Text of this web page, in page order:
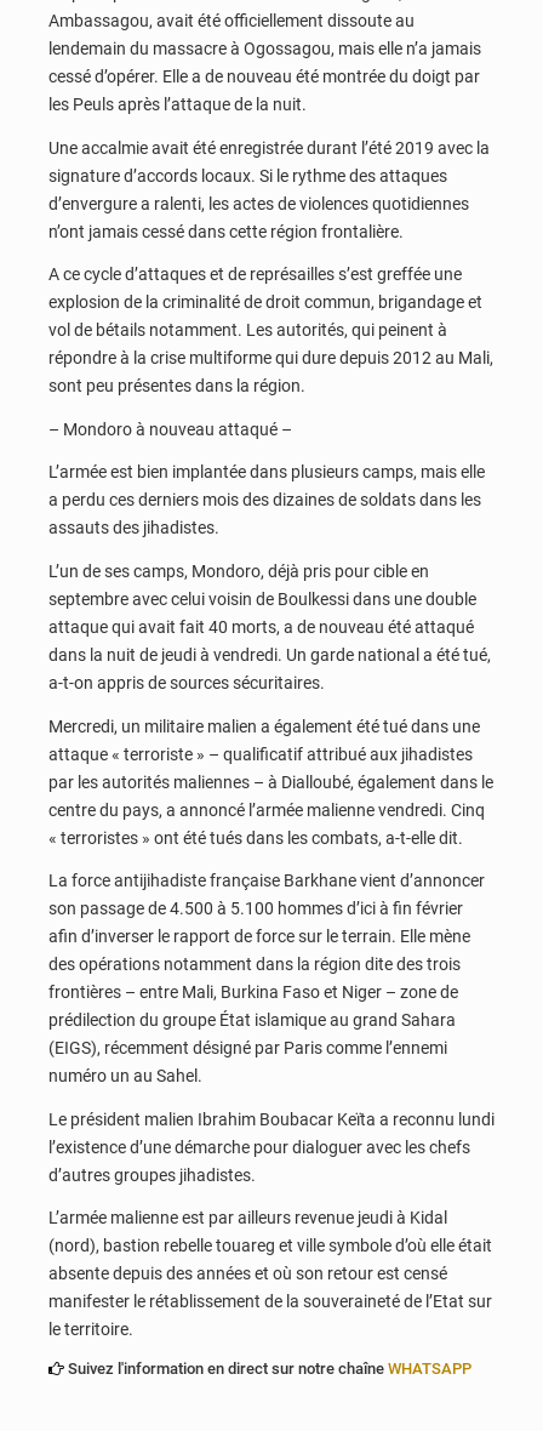
Ambassagou, avait été officiellement dissoute au
lendemain du massacre à Ogossagou, mais elle n’a jamais
cessé d’opérer. Elle a de nouveau été montrée du doigt par
les Peuls après l’attaque de la nuit.
Une accalmie avait été enregistrée durant l’été 2019 avec la
signature d’accords locaux. Si le rythme des attaques
d’envergure a ralenti, les actes de violences quotidiennes
n’ont jamais cessé dans cette région frontalière.
A ce cycle d’attaques et de représailles s’est greffée une
explosion de la criminalité de droit commun, brigandage et
vol de bétails notamment. Les autorités, qui peinent à
répondre à la crise multiforme qui dure depuis 2012 au Mali,
sont peu présentes dans la région.
– Mondoro à nouveau attaqué –
L’armée est bien implantée dans plusieurs camps, mais elle
a perdu ces derniers mois des dizaines de soldats dans les
assauts des jihadistes.
L’un de ses camps, Mondoro, déjà pris pour cible en
septembre avec celui voisin de Boulkessi dans une double
attaque qui avait fait 40 morts, a de nouveau été attaqué
dans la nuit de jeudi à vendredi. Un garde national a été tué,
a-t-on appris de sources sécuritaires.
Mercredi, un militaire malien a également été tué dans une
attaque « terroriste » – qualificatif attribué aux jihadistes
par les autorités maliennes – à Dialloubé, également dans le
centre du pays, a annoncé l’armée malienne vendredi. Cinq
« terroristes » ont été tués dans les combats, a-t-elle dit.
La force antijihadiste française Barkhane vient d’annoncer
son passage de 4.500 à 5.100 hommes d’ici à fin février
afin d’inverser le rapport de force sur le terrain. Elle mène
des opérations notamment dans la région dite des trois
frontières – entre Mali, Burkina Faso et Niger – zone de
prédilection du groupe État islamique au grand Sahara
(EIGS), récemment désigné par Paris comme l’ennemi
numéro un au Sahel.
Le président malien Ibrahim Boubacar Keïta a reconnu lundi
l’existence d’une démarche pour dialoguer avec les chefs
d’autres groupes jihadistes.
L’armée malienne est par ailleurs revenue jeudi à Kidal
(nord), bastion rebelle touareg et ville symbole d’où elle était
absente depuis des années et où son retour est censé
manifester le rétablissement de la souveraineté de l’Etat sur
le territoire.
Suivez l'information en direct sur notre chaîne WHATSAPP